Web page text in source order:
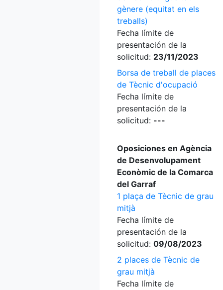
gènere (equitat en els
treballs)
Fecha límite de
presentación de la
solicitud: 23/11/2023
Borsa de treball de places
de Tècnic d'ocupació
Fecha límite de
presentación de la
solicitud: ---
Oposiciones en Agència
de Desenvolupament
Econòmic de la Comarca
del Garraf
1 plaça de Tècnic de grau
mitjà
Fecha límite de
presentación de la
solicitud: 09/08/2023
2 places de Tècnic de
grau mitjà
Fecha límite de